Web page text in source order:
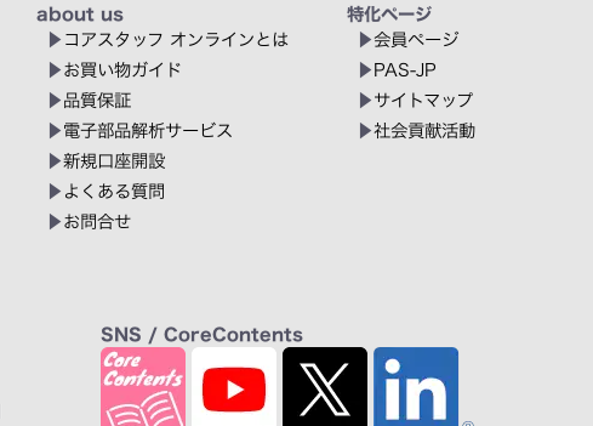
about us
コアスタッフ オンラインとは
お買い物ガイド
品質保証
電子部品解析サービス
新規口座開設
よくある質問
お問合せ
特化ページ
会員ページ
PAS-JP
サイトマップ
社会貢献活動
SNS / CoreContents